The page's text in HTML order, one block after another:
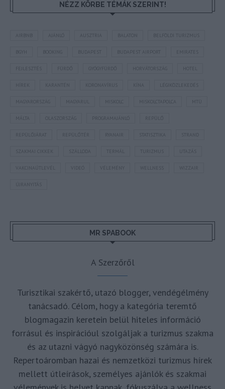
NÉZZ KÖRBE TÉMÁK SZERINT!
AUSZTRIA BALATON BELFÖLDI TURIZMUS
BUDAPEST BUDAPEST AIRPORT EMIRATES
FEJLESZTÉS HORVÁTORSZÁG HOTEL
KARANTÉN LÉGIKÖZLEKEDÉS
MAGYARORSZÁG MISKOLCTAPOLCA MTÜ
MÁLTA OLASZORSZÁG
REPÜLŐJÁRAT REPÜLŐTÉR STATISZTIKA STRAND
SZAKMAI CIKKEK SZÁLLODA TERMÁL TURIZMUS UTAZÁS
VAKCINAÚTLEVÉL WIZZAIR
ÚJRANYITÁS
MR SPABOOK
A Szerzőről
Turisztikai szakértő, utazó blogger, vendégélmény
tanácsadó. Célom, hogy a kategória teremtő
blogmagazin keretein belül hiteles információ
forrásul és inspirációul szolgáljak a turizmus szakma
és az utazni vágyó nagyközönség számára is.
Repertoáromban hazai és nemzetközi turizmus hírek
mellett útleírások, személyes ajánlók és szakmai